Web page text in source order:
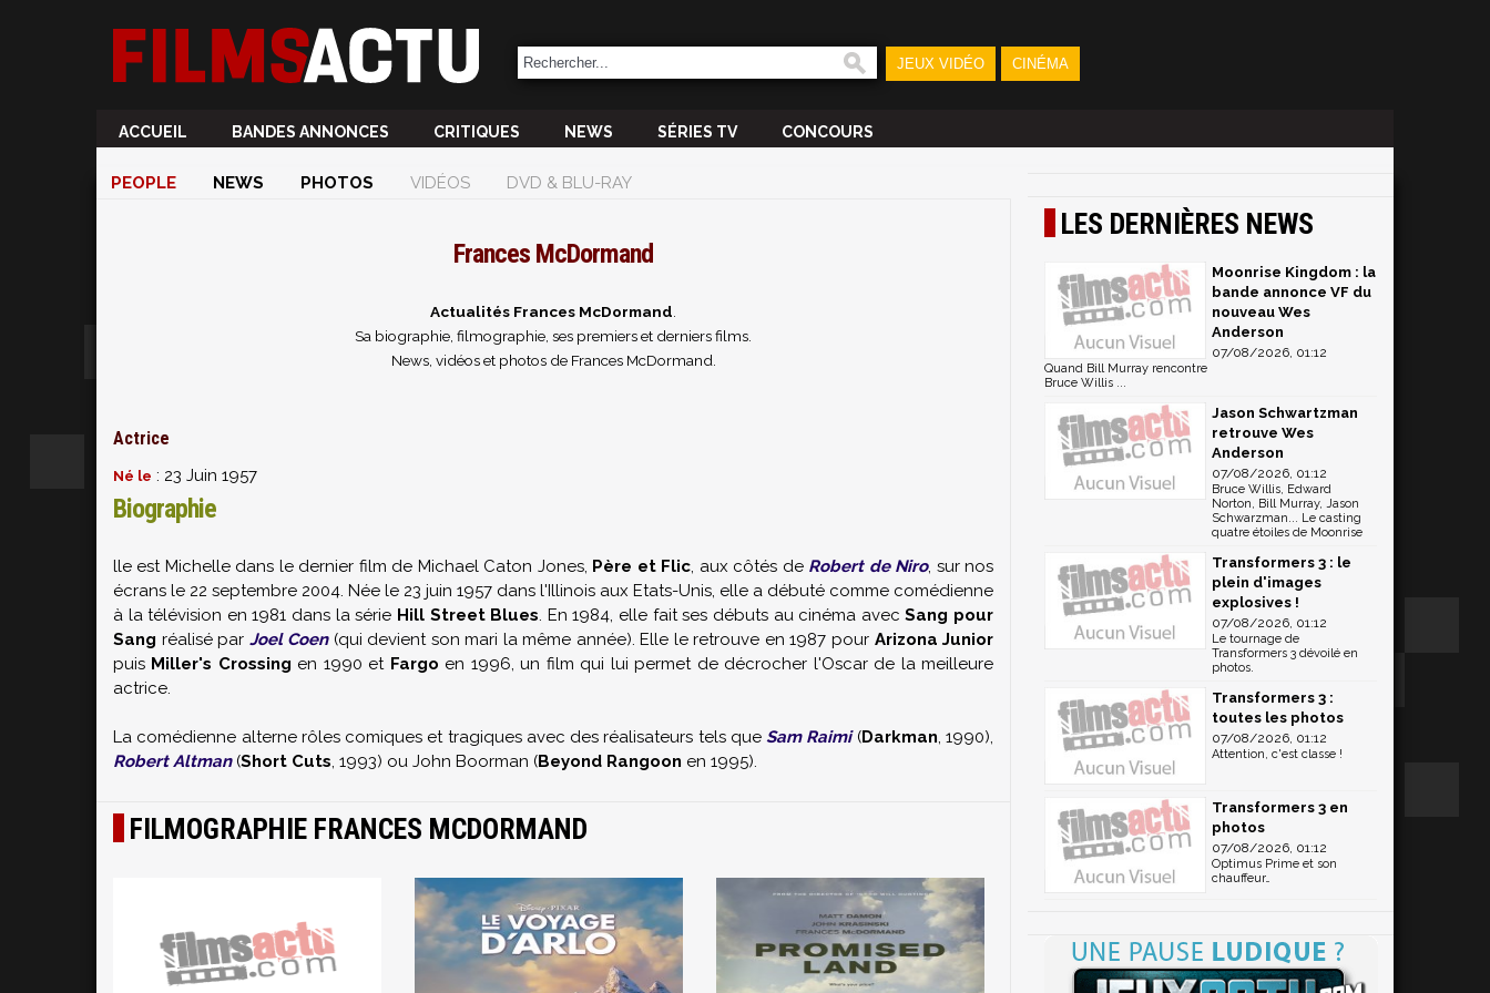
JEUX VIDÉO CINÉMA
ACCUEIL BANDES ANNONCES CRITIQUES NEWS SÉRIES TV CONCOURS
PEOPLE NEWS PHOTOS VIDÉOS DVD & BLU-RAY
Frances McDormand
Actualités Frances McDormand
Sa biographie, filmographie, ses premiers et derniers films.
News, vidéos et photos de Frances McDormand.
Actrice
Né le : 23 Juin 1957
Biographie
lle est Michelle dans le dernier film de Michael Caton Jones, Père et Flic, aux côtés de Robert de Niro, sur nos
écrans le 22 septembre 2004. Née le 23 juin 1957 dans l'Illinois aux Etats-Unis, elle a débuté comme comédienne
à la télévision en 1981 dans la série Hill Street Blues. En 1984, elle fait ses débuts au cinéma avecSang pour
Sang réalisé par Joel Coen(qui devient son mari la même année). Elle le retrouve en 1987 pour Arizona Junior
puis Miller's Crossing en 1990 et Fargo en 1996, un film qui lui permet de décrocher l'Oscar de la meilleure
actrice.
La comédienne alterne rôles comiques et tragiques avec des réalisateurs tels queSam Raimi(Darkman, 1990),
Robert Altman(Short Cuts, 1993) ou John Boorman (Beyond Rangoon en 1995).
FILMOGRAPHIE FRANCES MCDORMAND
LES DERNIÈRES NEWS
Moonrise Kingdom : la
bande annonce VF du
nouveau Wes
Anderson
07/08/2026, 01:12
Quand Bill Murray rencontre
Bruce Willis ...
Jason Schwartzman
retrouve Wes
Anderson
07/08/2026, 01:12
Bruce Willis, Edward
Norton, Bill Murray, Jason
Schwarzman... Le casting
quatre étoiles de Moonrise
Transformers 3 : le
plein d'images
explosives !
07/08/2026, 01:12
Le tournage de
Transformers 3 dévoilé en
photos.
Transformers 3 :
toutes les photos
07/08/2026, 01:12
Attention, c'est classe !
Transformers 3 en
photos
07/08/2026, 01:12
Optimus Prime et son
chauffeur…